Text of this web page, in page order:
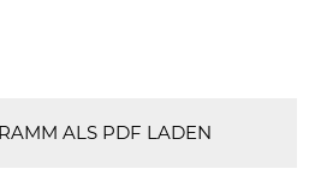
ALS PDF LADEN